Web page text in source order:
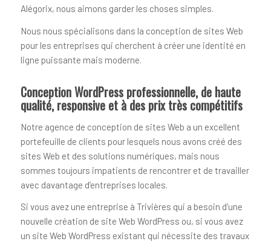
Alégorix, nous aimons garder les choses simples.
Nous nous spécialisons dans la conception de sites Web
pour les entreprises qui cherchent à créer une identité en
ligne puissante mais moderne.
Conception WordPress professionnelle, de haute
qualité, responsive et à des prix très compétitifs
Notre agence de conception de sites Web a un excellent
portefeuille de clients pour lesquels nous avons créé des
sites Web et des solutions numériques, mais nous
sommes toujours impatients de rencontrer et de travailler
avec davantage d’entreprises locales.
Si vous avez une entreprise à Trivières qui a besoin d’une
nouvelle création de site Web WordPress ou, si vous avez
un site Web WordPress existant qui nécessite des travaux